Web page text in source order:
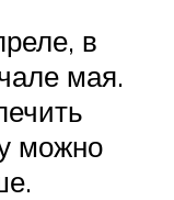
в
мая.
можно